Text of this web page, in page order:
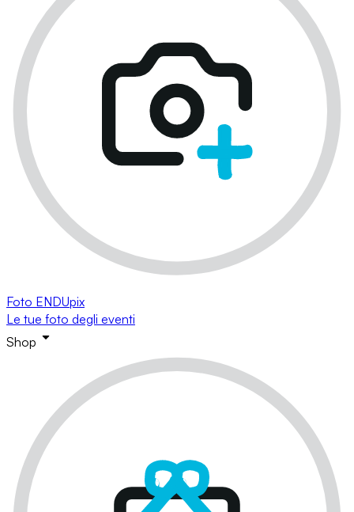
Foto ENDUpix
Le tue foto degli eventi
Shop